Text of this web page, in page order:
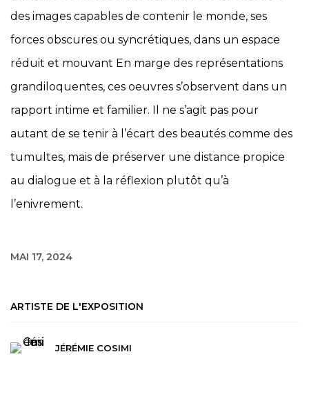
des images capables de contenir le monde, ses
forces obscures ou syncrétiques, dans un espace
réduit et mouvant En marge des représentations
grandiloquentes, ces oeuvres s’observent dans un
rapport intime et familier. Il ne s’agit pas pour
autant de se tenir à l’écart des beautés comme des
tumultes, mais de préserver une distance propice
au dialogue et à la réflexion plutôt qu’à
l’enivrement.
MAI 17, 2024
ARTISTE DE L'EXPOSITION
JÉRÉMIE COSIMI